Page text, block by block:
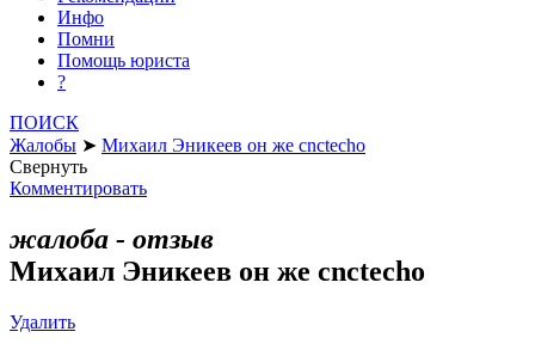
Инфо
Помни
Помощь юриста
?
ПОИСК
Жалобы ➤ Михаил Эникеев он же cnctecho
Свернуть
Комментировать
жалоба - отзыв
Михаил Эникеев он же cnctecho
Удалить